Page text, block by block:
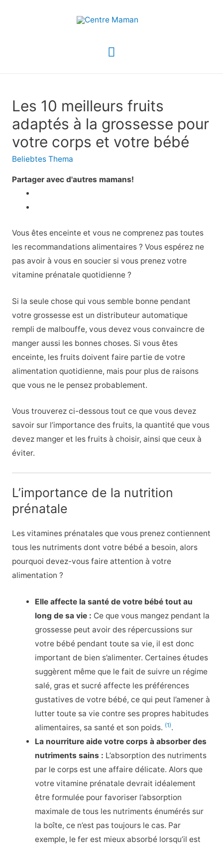
Menu
Les 10 meilleurs fruits
adaptés à la grossesse pour
votre corps et votre bébé
Beliebtes Thema
Partager avec d'autres mamans!
Vous êtes enceinte et vous ne comprenez pas toutes
les recommandations alimentaires ? Vous espérez ne
pas avoir à vous en soucier si vous prenez votre
vitamine prénatale quotidienne ?
Si la seule chose qui vous semble bonne pendant
votre grossesse est un distributeur automatique
rempli de malbouffe, vous devez vous convaincre de
manger aussi les bonnes choses. Si vous êtes
enceinte, les fruits doivent faire partie de votre
alimentation quotidienne, mais pour plus de raisons
que vous ne le pensez probablement.
Vous trouverez ci-dessous tout ce que vous devez
savoir sur l’importance des fruits, la quantité que vous
devez manger et les fruits à choisir, ainsi que ceux à
éviter.
L’importance de la nutrition
prénatale
Les vitamines prénatales que vous prenez contiennent
tous les nutriments dont votre bébé a besoin, alors
pourquoi devez-vous faire attention à votre
alimentation ?
Elle affecte la santé de votre bébé tout au
long de sa vie : Ce que vous mangez pendant la
grossesse peut avoir des répercussions sur
votre bébé pendant toute sa vie, il est donc
important de bien s’alimenter. Certaines études
suggèrent même que le fait de suivre un régime
salé, gras et sucré affecte les préférences
gustatives de votre bébé, ce qui peut l’amener à
lutter toute sa vie contre ses propres habitudes
alimentaires, sa santé et son poids. (1).
La nourriture aide votre corps à absorber des
nutriments sains : L’absorption des nutriments
par le corps est une affaire délicate. Alors que
votre vitamine prénatale devrait idéalement
être formulée pour favoriser l’absorption
maximale de tous les nutriments énumérés sur
la boîte, ce n’est pas toujours le cas. Par
exemple, le fer est mieux absorbé lorsqu’il est